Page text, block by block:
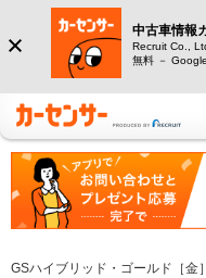
中古車情報
Recruit Co.,
無料 －
GSハイブリッド・ゴールド［金